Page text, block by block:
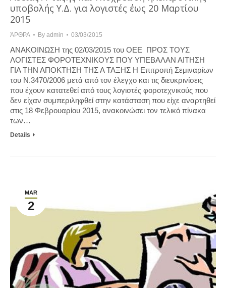
υποβολής Υ.Δ. για λογιστές έως 20 Μαρτίου
2015
ΆΡΘΡΑ By admin 03/03/2015
ΑΝΑΚΟΙΝΩΣΗ της 02/03/2015 του ΟΕΕ ΠΡΟΣ ΤΟΥΣ
ΛΟΓΙΣΤΕΣ ΦΟΡΟΤΕΧΝΙΚΟΥΣ ΠΟΥ ΥΠΕΒΑΛΑΝ ΑΙΤΗΣΗ
ΓΙΑ ΤΗΝ ΑΠΟΚΤΗΣΗ ΤΗΣ Α ΤΑΞΗΣ Η Επιτροπή Σεμιναρίων
του Ν.3470/2006 μετά από τον έλεγχο και τις διευκρινίσεις
που έχουν κατατεθεί από τους λογιστές φοροτεχνικούς που
δεν είχαν συμπεριληφθεί στην κατάσταση που είχε αναρτηθεί
στις 18 Φεβρουαρίου 2015, ανακοινώσει τον τελικό πίνακα
των…
Details
MAR
2